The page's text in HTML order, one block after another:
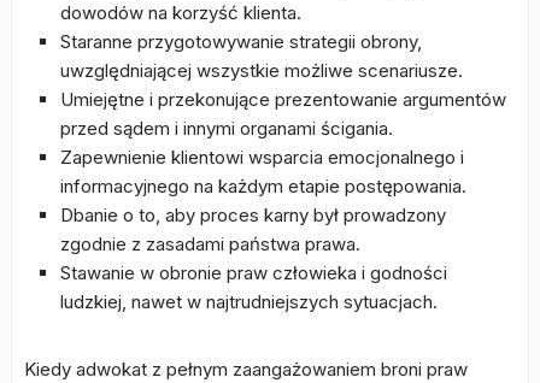
dowodów na korzyść klienta.
Staranne przygotowywanie strategii obrony,
uwzględniającej wszystkie możliwe scenariusze.
Umiejętne i przekonujące prezentowanie argumentów
przed sądem i innymi organami ścigania.
Zapewnienie klientowi wsparcia emocjonalnego i
informacyjnego na każdym etapie postępowania.
Dbanie o to, aby proces karny był prowadzony
zgodnie z zasadami państwa prawa.
Stawanie w obronie praw człowieka i godności
ludzkiej, nawet w najtrudniejszych sytuacjach.
Kiedy adwokat z pełnym zaangażowaniem broni praw